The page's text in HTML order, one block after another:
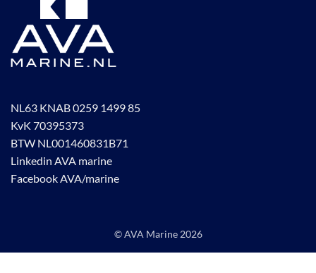
NL63 KNAB 0259 1499 85
KvK 70395373
BTW NL001460831B71
Linkedin AVA marine
Facebook AVA/marine
© AVA Marine 2026